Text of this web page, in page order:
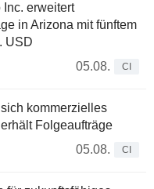
erweitert
in Arizona mit fünftem
USD
05.08.
CI
kommerzielles
Folgeaufträge
05.08.
CI